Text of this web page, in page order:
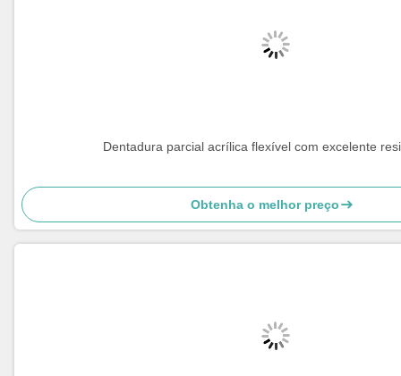
Dentadura parcial acrílica flexível com excelente
Obtenha o melhor preço